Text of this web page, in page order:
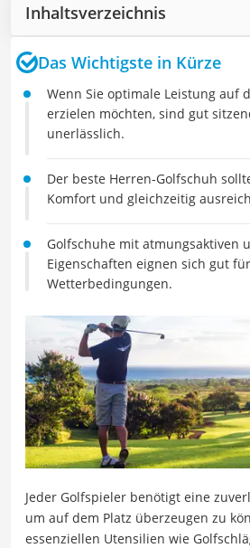
Inhaltsverzeichnis
Das Wichtigste in Kürze
Wenn Sie optimale Leistung auf
erzielen möchten, sind gut
unerlässlich.
Der beste Herren-Golfschuh
Komfort und gleichzeitig
Golfschuhe mit atmungsaktiven
Eigenschaften eignen sich gut
Wetterbedingungen.
Jeder Golfspieler benötigt eine
um auf dem Platz überzeugen zu
essenziellen Utensilien wie